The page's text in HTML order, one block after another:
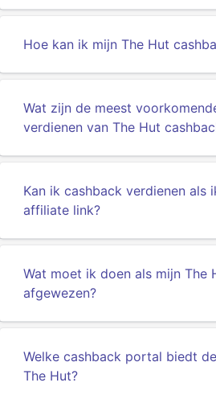
Hoe kan ik mijn The Hut
Wat zijn de meest
verdienen van The Hut
Kan ik cashback verdienen als
affiliate link?
Wat moet ik doen als mijn The
afgewezen?
Welke cashback portal biedt
The Hut?